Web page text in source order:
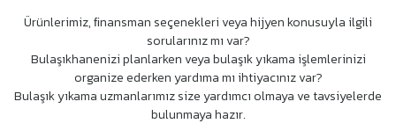
Ürünlerimiz, ﬁnansman seçenekleri veya hijyen konusuyla ilgili
sorularınız mı var?
Bulaşıkhanenizi planlarken veya bulaşık yıkama işlemlerinizi
organize ederken yardıma mı ihtiyacınız var?
Bulaşık yıkama uzmanlarımız size yardımcı olmaya ve tavsiyelerde
bulunmaya hazır.